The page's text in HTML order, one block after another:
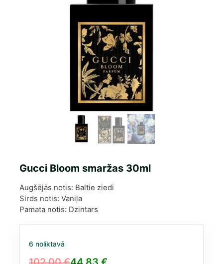
Gucci Bloom smaržas 30ml
Augšējās notis: Baltie ziedi
Sirds notis: Vaniļa
Pamata notis: Dzintars
6 noliktavā